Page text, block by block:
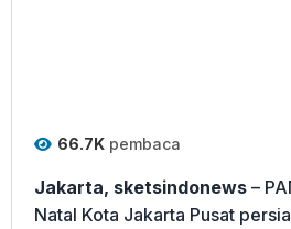
66.7K pembaca
Jakarta, sketsindonews –
Natal Kota Jakarta Pusat